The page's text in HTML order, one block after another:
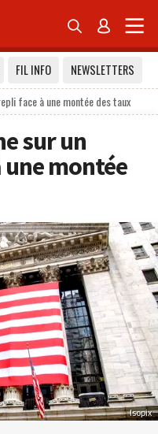
 
FIL INFO
NEWSLETTERS
face à une montée des taux
sur un
une montée
Isopix